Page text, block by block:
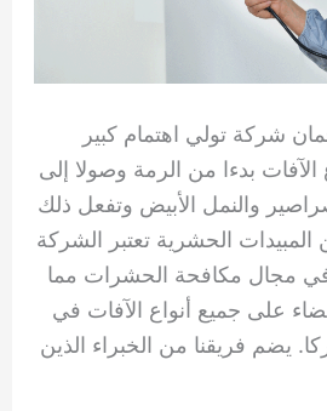
شركة تولي اهتمام كبير
بدءا من الرمة وصولا إلى
والنمل الأبيض وتفعل ذلك
الحشرية تعتبر الشركة
في مجال مكافحة الحشرات مما
على جميع أنواع الآفات في
يضم فريقنا من الخبراء الذين